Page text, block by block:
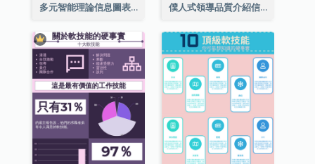
多元智能理論信息圖表 僕人式領導品質介紹信息圖表